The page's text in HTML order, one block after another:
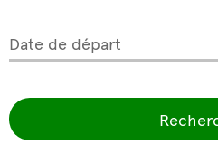
Date de départ